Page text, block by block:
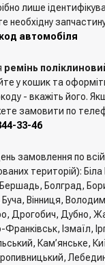
лише
необхідну
автомобіля
ремінь
у кошик та
- вкажіть його.
замовити по
33-46
замовлення по всій
територій):
Болград,
Вінниця,
Дрогобич, Дубно,
Ізмаїл,
Кам’янське,